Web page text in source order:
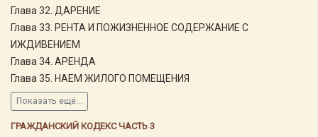
Глава 32. ДАРЕНИЕ
Глава 33. РЕНТА И ПОЖИЗНЕННОЕ СОДЕРЖАНИЕ С
ИЖДИВЕНИЕМ
Глава 34. АРЕНДА
Глава 35. НАЕМ ЖИЛОГО ПОМЕЩЕНИЯ
Показать ещё...
ГРАЖДАНСКИЙ КОДЕКС ЧАСТЬ 3